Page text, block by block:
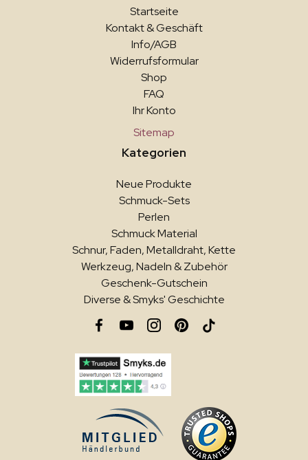
Startseite
Kontakt & Geschäft
Info/AGB
Widerrufsformular
Shop
FAQ
Ihr Konto
Sitemap
Kategorien
Neue Produkte
Schmuck-Sets
Perlen
Schmuck Material
Schnur, Faden, Metalldraht, Kette
Werkzeug, Nadeln & Zubehör
Geschenk-Gutschein
Diverse & Smyks' Geschichte